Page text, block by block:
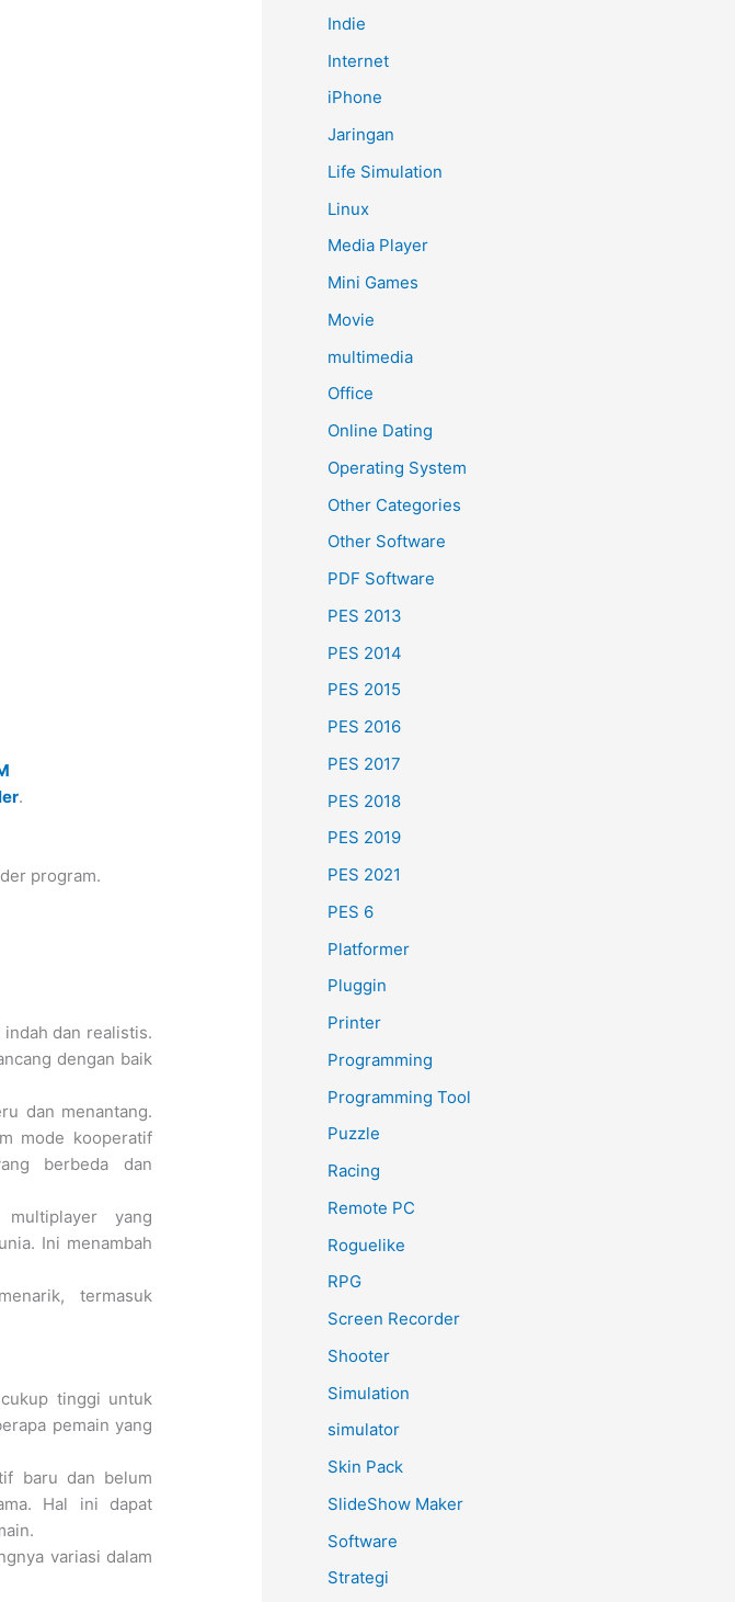
.
program.
dan realistis.
dengan baik
dan menantang.
mode kooperatif
berbeda dan
yang
Ini menambah
termasuk
tinggi untuk
pemain yang
baru dan belum
Hal ini dapat
variasi dalam
Indie
Internet
iPhone
Jaringan
Life Simulation
Linux
Media Player
Mini Games
Movie
multimedia
Office
Online Dating
Operating System
Other Categories
Other Software
PDF Software
PES 2013
PES 2014
PES 2015
PES 2016
PES 2017
PES 2018
PES 2019
PES 2021
PES 6
Platformer
Pluggin
Printer
Programming
Programming Tool
Puzzle
Racing
Remote PC
Roguelike
RPG
Screen Recorder
Shooter
Simulation
simulator
Skin Pack
SlideShow Maker
Software
Strategi